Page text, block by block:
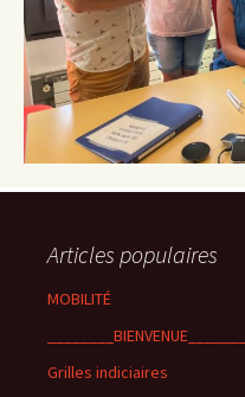
Articles populaires
MOBILITÉ
________BIENVENUE________
Grilles indiciaires